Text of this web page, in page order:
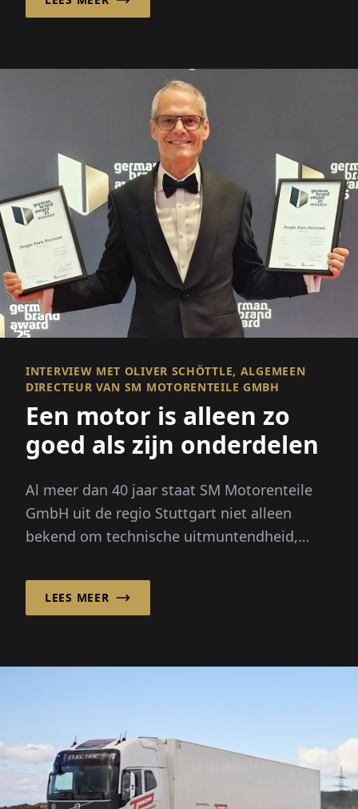
geruststelling, begeleiding...
INTERVIEW MET OLIVER SCHÖTTLE, ALGEMEEN
DIRECTEUR VAN SM MOTORENTEILE GMBH
Een motor is alleen zo
goed als zijn onderdelen
Al meer dan 40 jaar staat SM Motorenteile
GmbH uit de regio Stuttgart niet alleen
bekend om technische uitmuntendheid,
LEES MEER